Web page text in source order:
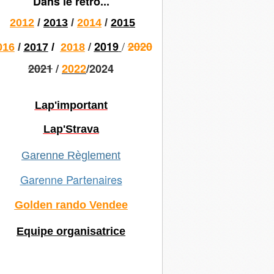
2012 / 2013 / 2014 / 2015
/ 2017/ 2018 / 2019 /2020
2021/2022/2024
Lap'important
Lap'Strava
Garenne Règlement
Garenne Partenaires
Golden rando Vendee
Equipe organisatrice